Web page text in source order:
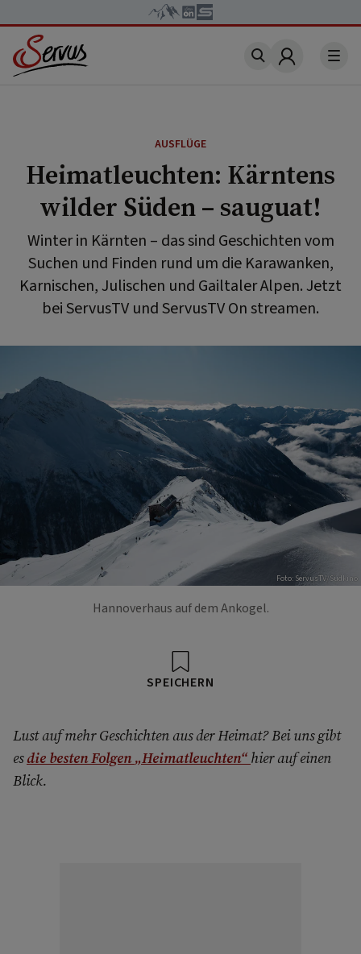
Account
AUSFLÜGE
Heimatleuchten: Kärntens
wilder Süden – sauguat!
Winter in Kärnten – das sind Geschichten vom
Suchen und Finden rund um die Karawanken,
Karnischen, Julischen und Gailtaler Alpen. Jetzt
bei ServusTV und ServusTV On streamen.
Foto: ServusTV/Südkino
Hannoverhaus auf dem Ankogel.
SPEICHERN
Lust auf mehr Geschichten aus der Heimat? Bei uns gibt
esdie besten Folgen„Heimatleuchten“ hier auf einen
Blick.